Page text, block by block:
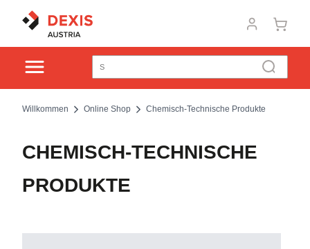
Willkommen Online Shop Chemisch-Technische Produkte
CHEMISCH-TECHNISCHE
PRODUKTE